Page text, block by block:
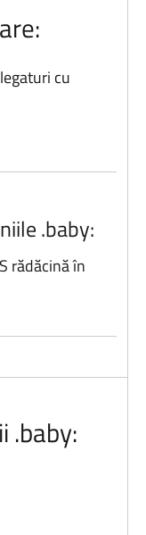
cu
.baby:
rădăcină în
.baby: